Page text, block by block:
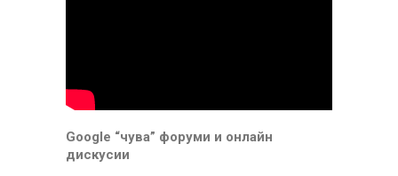
Google “чува” форуми и онлайн
дискусии